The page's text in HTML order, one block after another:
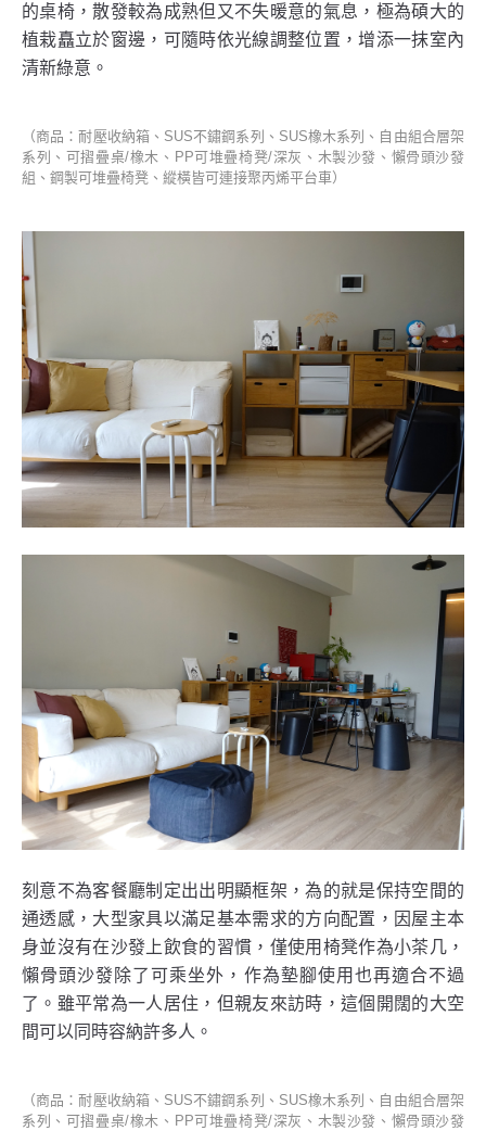
的桌椅，散發較為成熟但又不失暖意的氣息，極為碩大的
植栽矗立於窗邊，可隨時依光線調整位置，增添一抹室內
清新綠意。
（商品：耐壓收納箱、SUS不鏽鋼系列、SUS橡木系列、自由組合層架
系列、可摺疊桌/橡木、PP可堆疊椅凳/深灰、木製沙發、懶骨頭沙發
組、鋼製可堆疊椅凳、縱橫皆可連接聚丙烯平台車）
刻意不為客餐廳制定出出明顯框架，為的就是保持空間的
通透感，大型家具以滿足基本需求的方向配置，因屋主本
身並沒有在沙發上飲食的習慣，僅使用椅凳作為小茶几，
懶骨頭沙發除了可乘坐外，作為墊腳使用也再適合不過
了。雖平常為一人居住，但親友來訪時，這個開闊的大空
間可以同時容納許多人。
（商品：耐壓收納箱、SUS不鏽鋼系列、SUS橡木系列、自由組合層架
系列、可摺疊桌/橡木、PP可堆疊椅凳/深灰、木製沙發、懶骨頭沙發